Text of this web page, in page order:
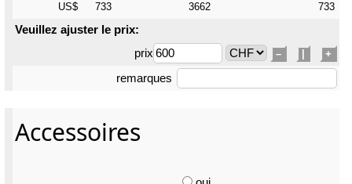
US$
733 3662 733
Veuillez ajuster le prix:
prix
– +
remarques
Accessoires